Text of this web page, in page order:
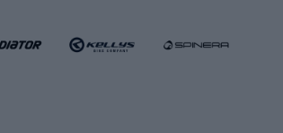
Basketbalové oblečenie